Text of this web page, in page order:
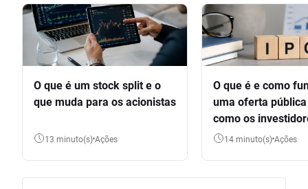
O que é um stock split e o
que muda para os acionistas
13 minuto(s) Ações
O que é e como
uma oferta
como os
participar
14 minuto(s) Ações